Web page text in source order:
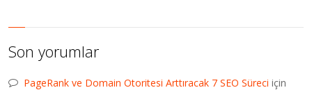
Son yorumlar
PageRank ve Domain Otoritesi Arttıracak 7 SEO Süreci için